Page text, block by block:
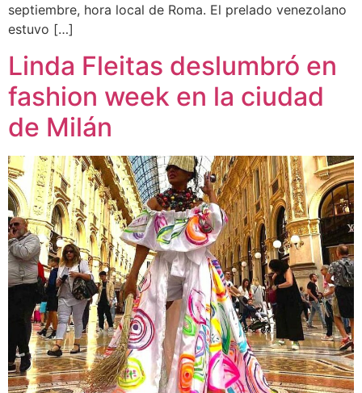
septiembre, hora local de Roma. El prelado venezolano
estuvo […]
Linda Fleitas deslumbró en
fashion week en la ciudad
de Milán